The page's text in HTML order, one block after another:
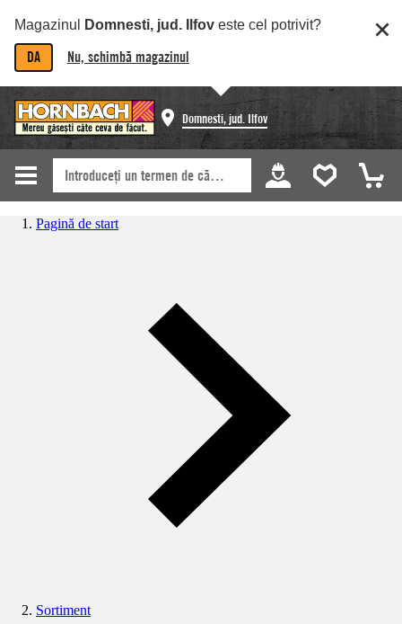
Magazinul Domnesti, jud. Ilfov este cel potrivit?
DA Nu, schimbă magazinul
Domnesti, jud. Ilfov
Pagină de start
Sortiment